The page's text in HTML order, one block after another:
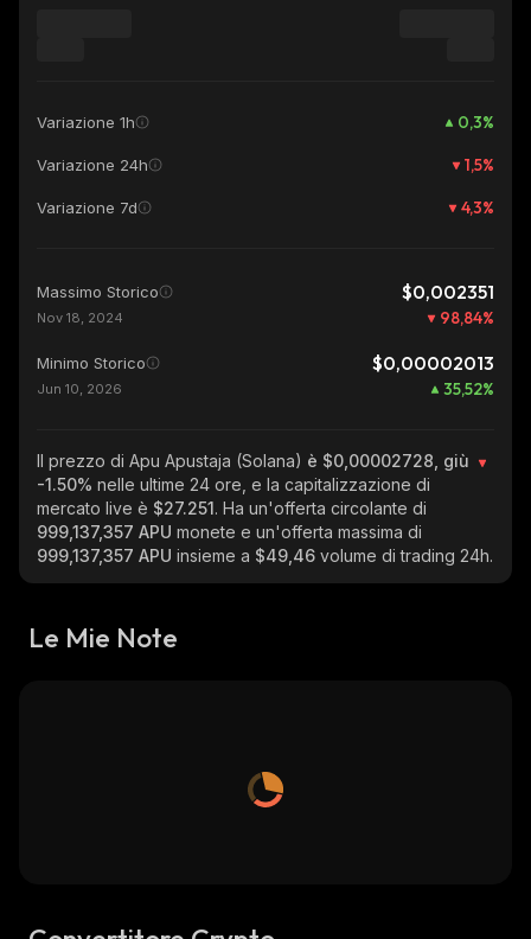
Variazione 1h 0,3%
Variazione 24h 1,5%
Variazione 7d 4,3%
Massimo Storico $0,002351
Nov 18, 2024 98,84%
Minimo Storico $0,00002013
Jun 10, 2026 35,52%
Il prezzo di Apu Apustaja (Solana) è $0,00002728, giù
-1.50% nelle ultime 24 ore, e la capitalizzazione di
mercato live è $27.251. Ha un'offerta circolante di
999,137,357 APU monete e un'offerta massima di
999,137,357 APU insieme a $49,46 volume di trading 24h.
Le Mie Note